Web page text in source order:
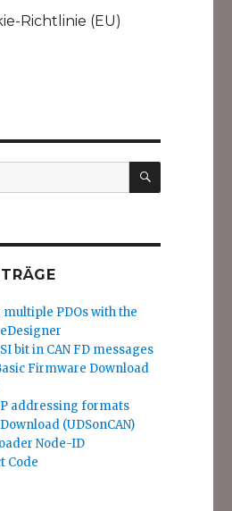
Richtlinie (EU)
SUCHEN
PDOs with the
bit in CAN FD messages
Firmware Download
addressing formats
(UDSonCAN)
Node-ID
Code